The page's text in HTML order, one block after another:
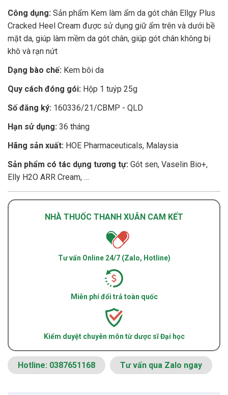
Công dụng: Sản phẩm Kem làm ẩm da gót chân Ellgy Plus
Cracked Heel Cream được sử dụng giữ ẩm trên và dưới bề
mặt da, giúp làm mềm da gót chân, giúp gót chân không bị
khô và rạn nứt
Dạng bào chế: Kem bôi da
Quy cách đóng gói: Hộp 1 tuýp 25g
Số đăng ký: 160336/21/CBMP - QLD
Hạn sử dụng: 36 tháng
Hãng sản xuất: HOE Pharmaceuticals, Malaysia
Sản phẩm có tác dụng tương tự: Gót sen, Vaselin Bio+,
Elly H2O ARR Cream, …
NHÀ THUỐC THANH XUÂN CAM KẾT
Tư vấn Online 24/7 (Zalo, Hotline)
Miễn phí đổi trả toàn quốc
Kiểm duyệt chuyên môn từ dược sĩ Đại học
Hotline: 0387651168 Tư vấn qua Zalo ngay